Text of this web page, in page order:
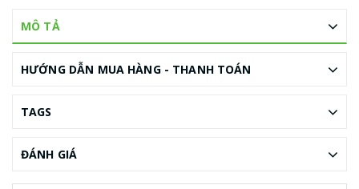
MÔ TẢ
HƯỚNG DẪN MUA HÀNG - THANH TOÁN
TAGS
ĐÁNH GIÁ